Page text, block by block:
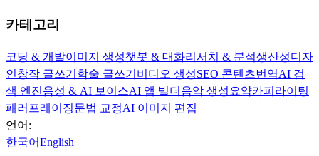
카테고리
코딩 & 개발이미지 생성챗봇 & 대화리서치 & 분석생산성디자
인창작 글쓰기 학술 글쓰기 비디오 생성SEO 콘텐츠번역AI 검
색 엔진음성 & AI 보이스AI 앱 빌더 음악 생성 요약카피라이팅
패러프레이징문법 교정AI 이미지 편집
언어:
한국어English